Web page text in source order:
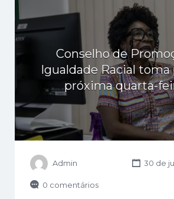
Conselho de
Igualdade Racial toma
próxima quarta-
Admin 30 de
0 comentários